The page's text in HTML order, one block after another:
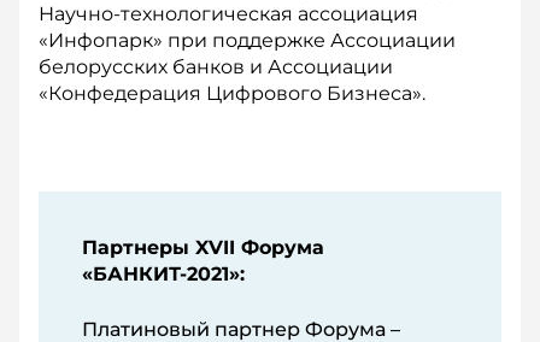
Научно-технологическая ассоциация
«Инфопарк» при поддержке Ассоциации
белорусских банков и Ассоциации
«Конфедерация Цифрового Бизнеса».
Партнеры XVII Форума
«БАНКИТ-2021»:
Платиновый партнер Форума –